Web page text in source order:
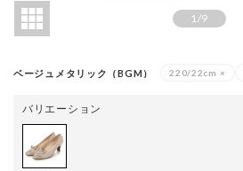
1/9
ベージュメタリック（BGM） 220/22cm ×
バリエーション